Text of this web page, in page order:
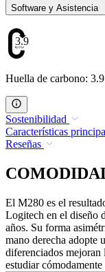
Software y Asistencia
3.97
Huella de carbono:
Sostenibilidad
Características
Reseñas
El M280 es el
Logitech en el diseño
años. Su forma
mano derecha adopte
diferenciados mejoran
estudiar cómodamente